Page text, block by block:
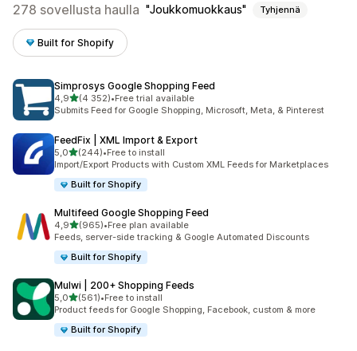
278 sovellusta haulla Joukkomuokkaus Tyhjennä
Built for Shopify
Simprosys Google Shopping Feed
4,9/ 5 tähteä
(4 352)
4352 arvostelua yhteensä
•Free trial available
Submits Feed for Google Shopping, Microsoft, Meta, & Pinterest
FeedFix | XML Import & Export
5,0/ 5 tähteä
(244)
244 arvostelua yhteensä
•Free to install
Import/Export Products with Custom XML Feeds for Marketplaces
Built for Shopify
Multifeed Google Shopping Feed
4,9/ 5 tähteä
(965)
965 arvostelua yhteensä
•Free plan available
Feeds, server-side tracking & Google Automated Discounts
Built for Shopify
Mulwi | 200+ Shopping Feeds
5,0/ 5 tähteä
(561)
561 arvostelua yhteensä
•Free to install
Product feeds for Google Shopping, Facebook, custom & more
Built for Shopify